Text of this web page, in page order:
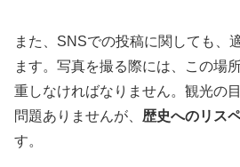
また、SNSでの投稿に関しても、
ます。写真を撮る際には、この場
重しなければなりません。観光の
問題ありませんが、 歴史へのリス
す。